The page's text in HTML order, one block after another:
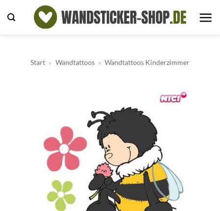
Inhalt
Start » Wandtattoos » Wandtattoos Kinderzimmer